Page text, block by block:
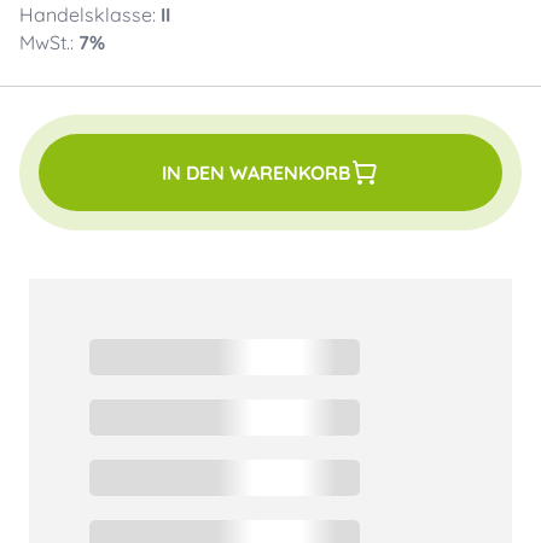
Handelsklasse: II
MwSt.: 7%
IN DEN WARENKORB